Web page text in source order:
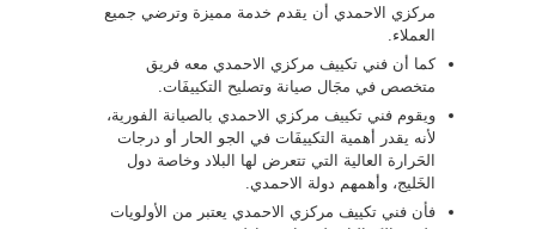
مركزي الاحمدي أن يقدم خدمة مميزة وترضي جميع
العملاء.
كما أن فني تكييف مركزي الاحمدي معه فريق
متخصص في مجَال صيانة وتصليح التكييفَات.
ويقوم فني تكييف مركزي الاحمدي بالصيانة الفورية،
لأنه يقدر أهمية التكييفَات في الجو الحار أو درجات
الحَرارة العالية التي تتعرض لها البلاد وخاصة دول
الخَليج، وأهمهم دولة الاحمدي.
فأن فني تكييف مركزي الاحمدي يعتبر من الأولويات